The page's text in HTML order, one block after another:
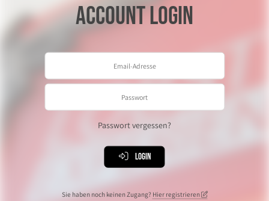
Account Login
Passwort vergessen?
Login
Sie haben noch keinen Zugang? Hier registrieren